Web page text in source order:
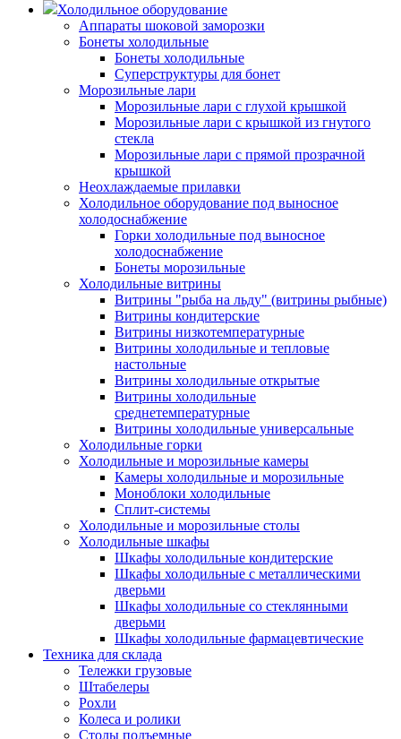
Холодильное оборудование
Аппараты шоковой заморозки
Бонеты холодильные
Бонеты холодильные
Суперструктуры для бонет
Морозильные лари
Морозильные лари с глухой крышкой
Морозильные лари с крышкой из гнутого
стекла
Морозильные лари с прямой прозрачной
крышкой
Неохлаждаемые прилавки
Холодильное оборудование под выносное
холодоснабжение
Горки холодильные под выносное
холодоснабжение
Бонеты морозильные
Холодильные витрины
Витрины "рыба на льду" (витрины рыбные)
Витрины кондитерские
Витрины низкотемпературные
Витрины холодильные и тепловые
настольные
Витрины холодильные открытые
Витрины холодильные
среднетемпературные
Витрины холодильные универсальные
Холодильные горки
Холодильные и морозильные камеры
Камеры холодильные и морозильные
Моноблоки холодильные
Сплит-системы
Холодильные и морозильные столы
Холодильные шкафы
Шкафы холодильные кондитерские
Шкафы холодильные с металлическими
дверьми
Шкафы холодильные со стеклянными
дверьми
Шкафы холодильные фармацевтические
Техника для склада
Тележки грузовые
Штабелеры
Рохли
Колеса и ролики
Столы подъемные